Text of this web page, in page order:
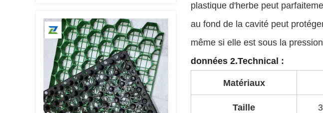
gazon
plastique d'herbe peut
au fond de la cavité peut
même si elle est sous la
données 2.Technical :
Matériaux
Taille